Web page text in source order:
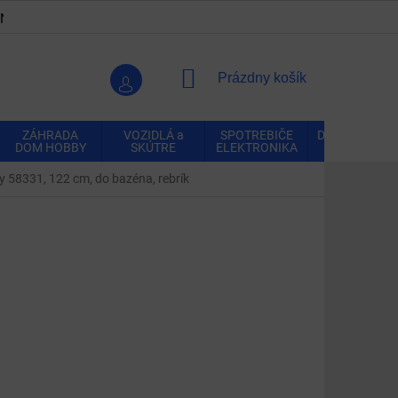
NÁKUPNÝ
Prázdny košík
ZÁHRADA
DOM HOBBY
VOZIDLÁ a
SKÚTRE
SPOTREBIČE
ELEKTRONIKA
DOMÁCNOSŤ
58331, 122 cm, do bazéna, rebrík